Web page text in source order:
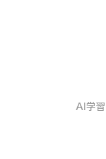
AI学